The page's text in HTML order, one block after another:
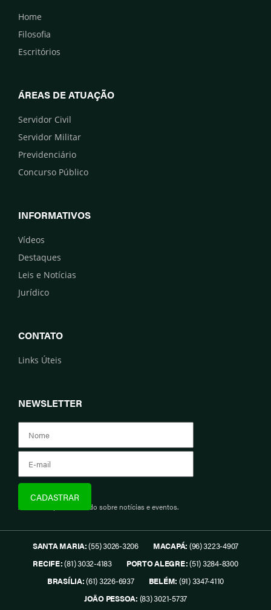
Home
Filosofia
Escritórios
ÁREAS DE ATUAÇÃO
Servidor Civil
Servidor Militar
Previdenciário
Concurso Público
INFORMATIVOS
Vídeos
Destaques
Leis e Notícias
Jurídico
CONTATO
Links Úteis
NEWSLETTER
Assine e fique informado sobre notícias e eventos.
SANTA MARIA:(55) 3026-3206 MACAPÁ: (96) 3223-4907
RECIFE:(81) 3032-4183 PORTO ALEGRE:(51) 3284-8300
BRASÍLIA:(61) 3226-6937 BELÉM: (91) 3347-4110
JOÃO PESSOA: (83) 3021-5737